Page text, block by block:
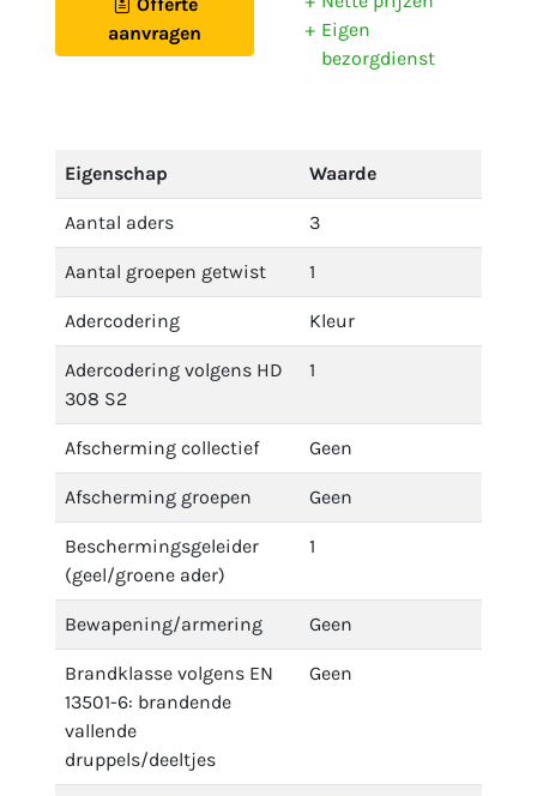
aanvragen
Eigen
bezorgdienst
Eigenschap Waarde
Aantal aders 3
Aantal groepen getwist 1
Adercodering Kleur
Adercodering volgens HD
308 S2
1
Afscherming collectief Geen
Afscherming groepen Geen
Beschermingsgeleider
(geel/groene ader)
1
Bewapening/armering Geen
Brandklasse volgens EN
13501-6: brandende
vallende
druppels/deeltjes
Geen